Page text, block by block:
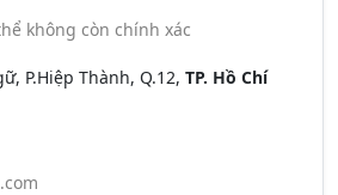
không còn chính xác
P.Hiệp Thành, Q.12, TP. Hồ Chí